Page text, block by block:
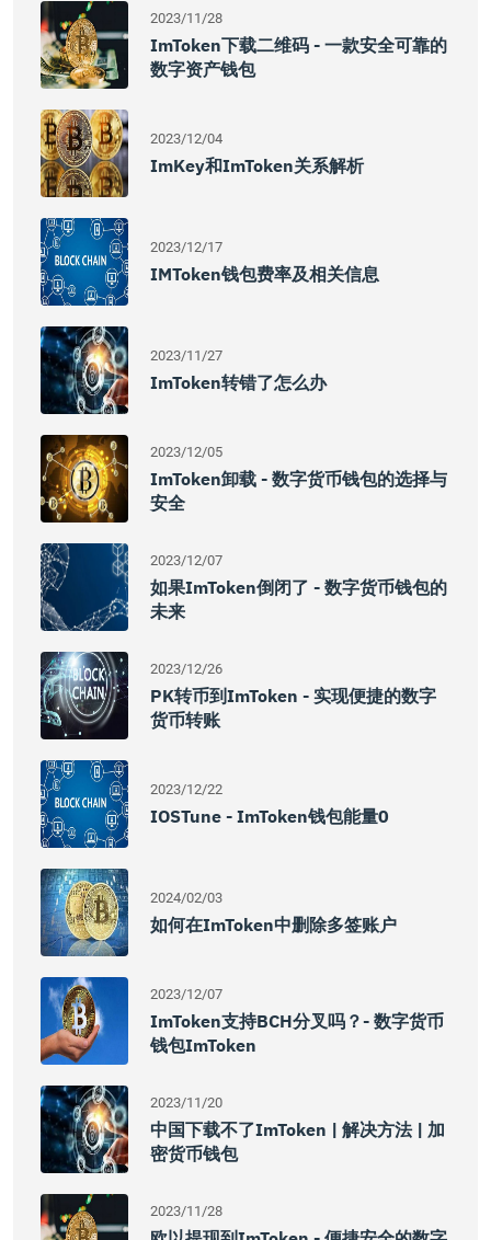
2023/11/28
ImToken下载二维码 - 一款安全可靠的
数字资产钱包
2023/12/04
ImKey和imToken关系解析
2023/12/17
IMToken钱包费率及相关信息
2023/11/27
ImToken转错了怎么办
2023/12/05
ImToken卸载 - 数字货币钱包的选择与
安全
2023/12/07
如果imToken倒闭了 - 数字货币钱包的
未来
2023/12/26
PK转币到imToken - 实现便捷的数字
货币转账
2023/12/22
IOSTune - ImToken钱包能量0
2024/02/03
如何在imToken中删除多签账户
2023/12/07
ImToken支持BCH分叉吗？- 数字货币
钱包imToken
2023/11/20
中国下载不了imToken | 解决方法 | 加
密货币钱包
2023/11/28